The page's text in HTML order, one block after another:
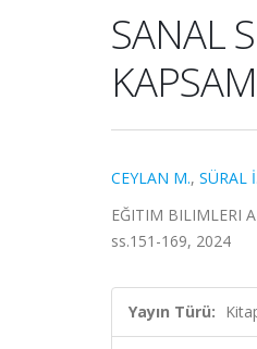
SANAL
CEYLAN M., SÜRAL İ.
EĞITIM BILIMLERI
ss.151-169, 2024
Yayın Türü: